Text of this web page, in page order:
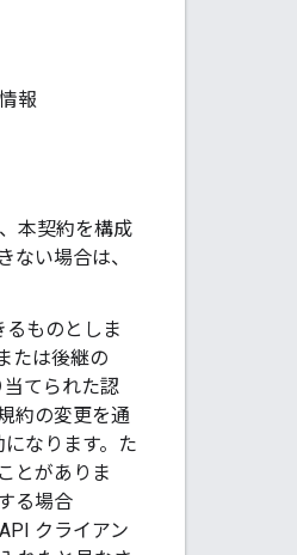
報
本契約を構成
ない場合は、
ものとしま
たは後継の
当てられた認
約の変更を通
なります。た
とがありま
る場合
クライアン